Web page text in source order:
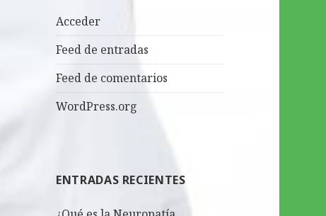
Acceder
Feed de entradas
Feed de comentarios
WordPress.org
ENTRADAS RECIENTES